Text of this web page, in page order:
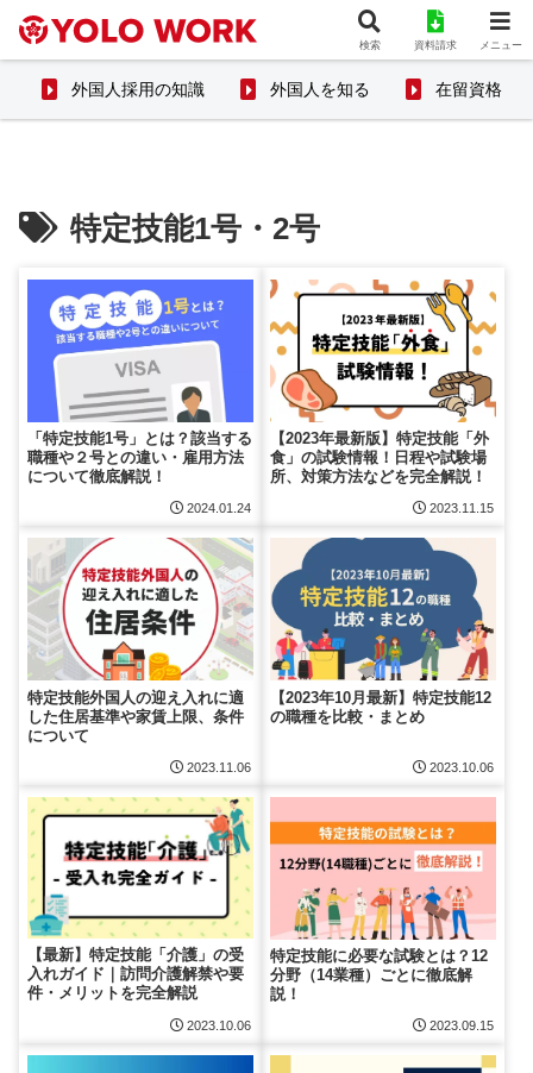
外国人採用の知識 外国人を知る 在留資格
特定技能1号・2号
「特定技能1号」とは？該当する
職種や２号との違い・雇用方法
について徹底解説！
2024.01.24
【2023年最新版】特定技能「外
食」の試験情報！日程や試験場
所、対策方法などを完全解説！
2023.11.15
特定技能外国人の迎え入れに適
した住居基準や家賃上限、条件
について
2023.11.06
【2023年10月最新】特定技能12
の職種を比較・まとめ
2023.10.06
【最新】特定技能「介護」の受
入れガイド｜訪問介護解禁や要
件・メリットを完全解説
2023.10.06
特定技能に必要な試験とは？12
分野（14業種）ごとに徹底解
説！
2023.09.15
検索 資料請求 メニュー